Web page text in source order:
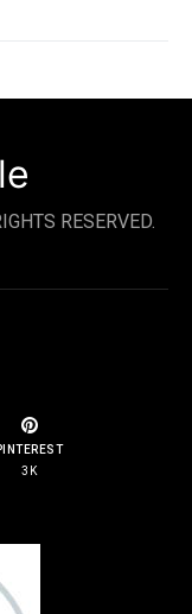
RESERVED.
3K